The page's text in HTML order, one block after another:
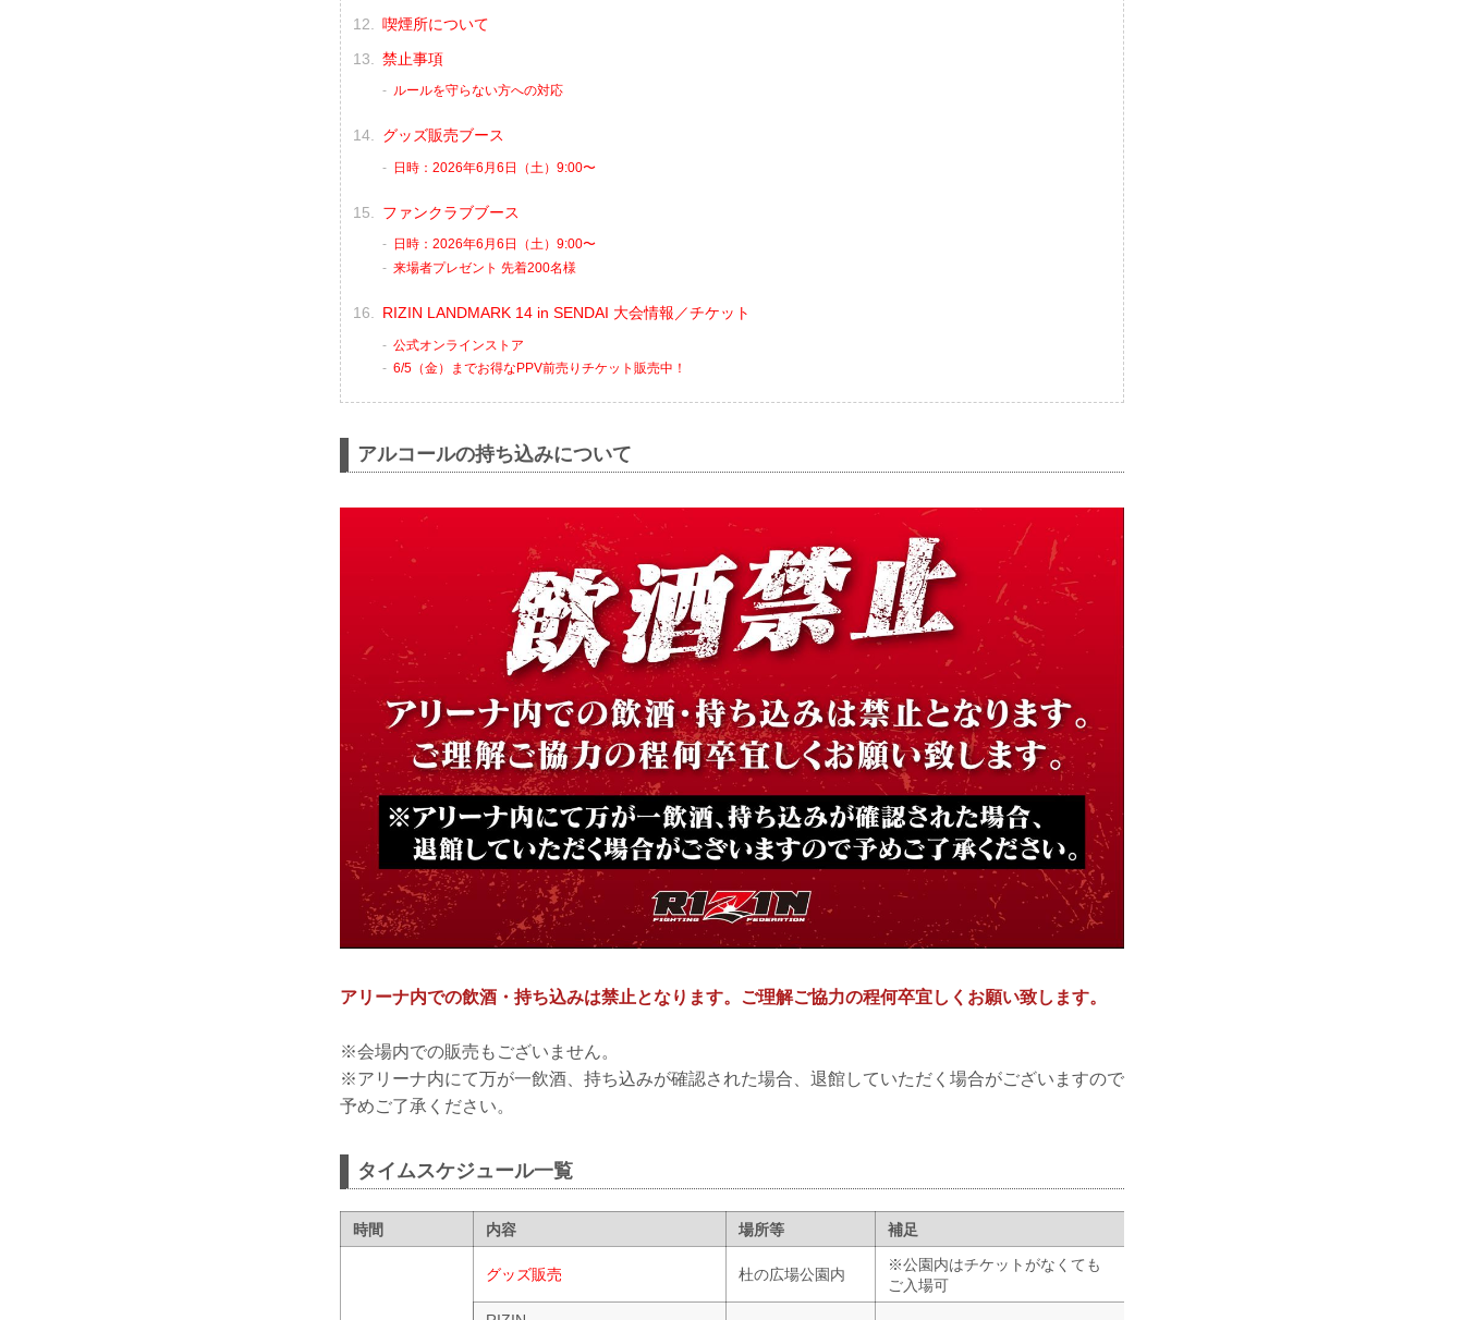
喫煙所について
禁止事項
ルールを守らない方への対応
グッズ販売ブース
日時：2026年6月6日（土）9:00〜
ファンクラブブース
日時：2026年6月6日（土）9:00〜
来場者プレゼント 先着200名様
RIZIN LANDMARK 14 in SENDAI 大会情報／チケット
公式オンラインストア
6/5（金）までお得なPPV前売りチケット販売中！
アルコールの持ち込みについて
アリーナ内での飲酒・持ち込みは禁止となります。ご理解ご協力の程何卒宜しくお願い致します。
※会場内での販売もございません。
※アリーナ内にて万が一飲酒、持ち込みが確認された場合、退館していただく場合がございますので
予めご了承ください。
タイムスケジュール一覧
時間 内容 場所等 補足
グッズ販売 杜の広場公園内
※公園内はチケットがなくても
ご入場可